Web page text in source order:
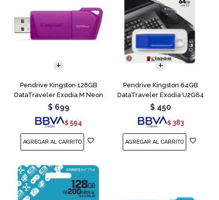
Pendrive Kingston 128GB
DataTraveler Exodia M Neon
Purple
$ 699
$ 594
Pendrive Kingston 64GB
DataTraveler Exodia U2G64
Blue
$ 450
$ 383